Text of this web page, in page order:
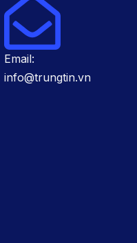
Email:
info@trungtin.vn